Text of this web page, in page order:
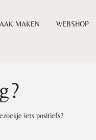
MAKEN WEBSHOP
iets positiefs?